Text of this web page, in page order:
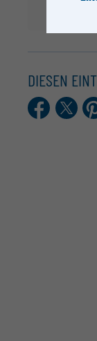
DIESEN
Facebook
X.com